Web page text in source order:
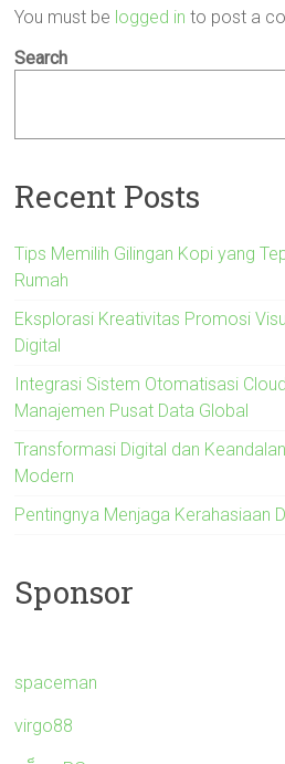
You must be logged in to post a
Search
Recent Posts
Tips Memilih Gilingan Kopi yang
Rumah
Eksplorasi Kreativitas Promosi
Digital
Integrasi Sistem Otomatisasi
Manajemen Pusat Data Global
Transformasi Digital dan
Modern
Pentingnya Menjaga Kerahasiaan
Sponsor
spaceman
virgo88